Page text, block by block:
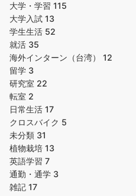
大学・学習 115
大学入試 13
学生生活 52
就活 35
海外インターン（台湾） 12
留学 3
研究室 22
転室 2
日常生活 17
クロスバイク 5
未分類 31
植物栽培 13
英語学習 7
通勤・通学 3
雑記 17